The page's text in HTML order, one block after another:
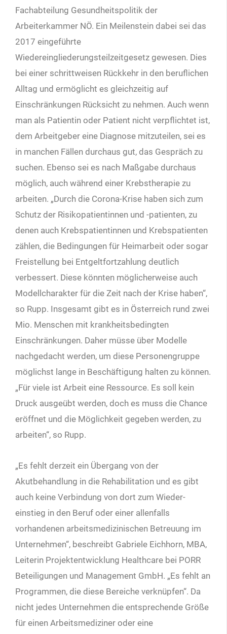
Fachabteilung Gesundheitspolitik der
Arbeiterkammer NÖ. Ein Meilenstein dabei sei das
2017 eingeführte
Wiedereingliederungsteilzeitgesetz gewesen. Dies
bei einer schrittweisen Rückkehr in den beruflichen
Alltag und ermöglicht es gleichzeitig auf
Einschränkungen Rücksicht zu nehmen. Auch wenn
man als Patientin oder Patient nicht verpflichtet ist,
dem Arbeitgeber eine Diagnose mitzuteilen, sei es
in manchen Fällen durchaus gut, das Gespräch zu
suchen. Ebenso sei es nach Maßgabe durchaus
möglich, auch während einer Krebstherapie zu
arbeiten. „Durch die Corona-Krise haben sich zum
Schutz der Risikopatientinnen und -patienten, zu
denen auch Krebspatientinnen und Krebspatienten
zählen, die Bedingungen für Heimarbeit oder sogar
Freistellung bei Entgeltfortzahlung deutlich
verbessert. Diese könnten möglicherweise auch
Modellcharakter für die Zeit nach der Krise haben“,
so Rupp. Insgesamt gibt es in Österreich rund zwei
Mio. Menschen mit krankheitsbedingten
Einschränkungen. Daher müsse über Modelle
nachgedacht werden, um diese Personengruppe
möglichst lange in Beschäftigung halten zu können.
„Für viele ist Arbeit eine Ressource. Es soll kein
Druck ausgeübt werden, doch es muss die Chance
eröffnet und die Möglichkeit gegeben werden, zu
arbeiten“, so Rupp.
„Es fehlt derzeit ein Übergang von der
Akutbehandlung in die Rehabilitation und es gibt
auch keine Verbindung von dort zum Wieder­
einstieg in den Beruf oder einer allenfalls
vorhandenen arbeitsmedizinischen Betreuung im
Unternehmen“, beschreibt Gabriele Eichhorn, MBA,
Leiterin Projektentwicklung Healthcare bei PORR
Beteiligungen und Management GmbH. „Es fehlt an
Programmen, die diese Bereiche verknüpfen“. Da
nicht jedes Unternehmen die entsprechende Größe
für einen Arbeitsmediziner oder eine